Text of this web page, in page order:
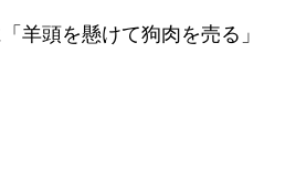
羊頭を懸けて狗肉を売る」